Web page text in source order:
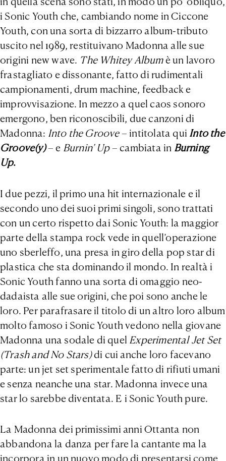
i Sonic Youth che, cambiando nome in Ciccone
Youth, con una sorta di bizzarro album-tributo
uscito nel 1989, restituivano Madonna alle sue
origini new wave. The Whitey Albumè un lavoro
frastagliato e dissonante, fatto di rudimentali
campionamenti, drum machine, feedback e
improvvisazione. In mezzo a quel caos sonoro
emergono, ben riconoscibili, due canzoni di
Madonna: Into the Groove– intitolata qui Into the
Groove(y)– e Burnin’ Up– cambiata in Burning
Up.
I due pezzi, il primo una hit internazionale e il
secondo uno dei suoi primi singoli, sono trattati
con un certo rispetto dai Sonic Youth: la maggior
parte della stampa rock vede in quell’operazione
uno sberleffo, una presa in giro della pop star di
plastica che sta dominando il mondo. In realtà i
Sonic Youth fanno una sorta di omaggio neo-
dadaista alle sue origini, che poi sono anche le
loro. Per parafrasare il titolo di un altro loro album
molto famoso i Sonic Youth vedono nella giovane
Madonna una sodale di quel Experimental Jet Set
(Trash and No Stars)di cui anche loro facevano
parte: un jet set sperimentale fatto di rifiuti umani
e senza neanche una star. Madonna invece una
star lo sarebbe diventata. E i Sonic Youth pure.
La Madonna dei primissimi anni Ottanta non
abbandona la danza per fare la cantante ma la
incorpora in un nuovo modo di presentarsi come